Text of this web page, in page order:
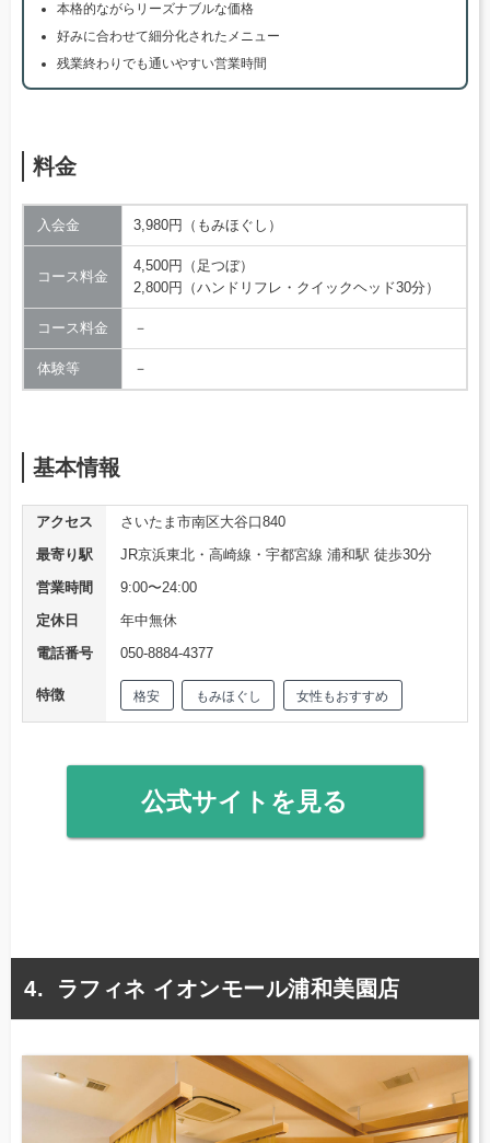
本格的ながらリーズナブルな価格
好みに合わせて細分化されたメニュー
残業終わりでも通いやすい営業時間
料金
入会金 3,980円（もみほぐし）
コース料金
4,500円（足つぼ）
2,800円（ハンドリフレ・クイックヘッド30分）
コース料金 －
体験等 －
基本情報
アクセス
さいたま市南区大谷口840
最寄り駅
JR京浜東北・高崎線・宇都宮線 浦和駅 徒歩30分
営業時間
9:00〜24:00
定休日
年中無休
電話番号
050-8884-4377
特徴 格安 もみほぐし 女性もおすすめ
公式サイトを見る
ラフィネ イオンモール浦和美園店